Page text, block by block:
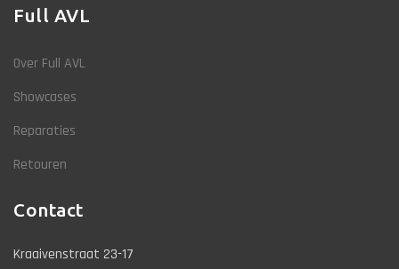
Full AVL
Over Full AVL
Showcases
Reparaties
Retouren
Contact
Kraaivenstraat 23-17